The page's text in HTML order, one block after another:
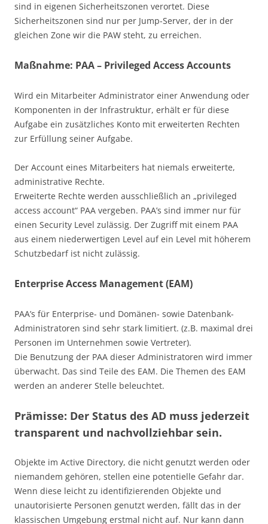
sind in eigenen Sicherheitszonen verortet. Diese
Sicherheitszonen sind nur per Jump-Server, der in der
gleichen Zone wir die PAW steht, zu erreichen.
Maßnahme: PAA – Privileged Access Accounts
Wird ein Mitarbeiter Administrator einer Anwendung oder
Komponenten in der Infrastruktur, erhält er für diese
Aufgabe ein zusätzliches Konto mit erweiterten Rechten
zur Erfüllung seiner Aufgabe.
Der Account eines Mitarbeiters hat niemals erweiterte,
administrative Rechte.
Erweiterte Rechte werden ausschließlich an „privileged
access account“ PAA vergeben. PAA’s sind immer nur für
einen Security Level zulässig. Der Zugriff mit einem PAA
aus einem niederwertigen Level auf ein Level mit höherem
Schutzbedarf ist nicht zulässig.
Enterprise Access Management (EAM)
PAA’s für Enterprise- und Domänen- sowie Datenbank-
Administratoren sind sehr stark limitiert. (z.B. maximal drei
Personen im Unternehmen sowie Vertreter).
Die Benutzung der PAA dieser Administratoren wird immer
überwacht. Das sind Teile des EAM. Die Themen des EAM
werden an anderer Stelle beleuchtet.
Prämisse: Der Status des AD muss jederzeit
transparent und nachvollziehbar sein.
Objekte im Active Directory, die nicht genutzt werden oder
niemandem gehören, stellen eine potentielle Gefahr dar.
Wenn diese leicht zu identifizierenden Objekte und
unautorisierte Personen genutzt werden, fällt das in der
klassischen Umgebung erstmal nicht auf. Nur kann dann